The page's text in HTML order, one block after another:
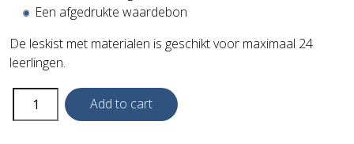
Een afgedrukte waardebon
De leskist met materialen is geschikt voor maximaal 24
leerlingen.
Materiaalpakket
Add to cart